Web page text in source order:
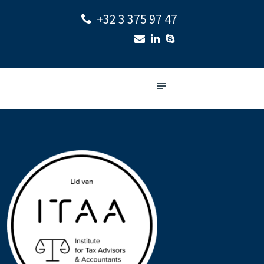
+32 3 375 97 47